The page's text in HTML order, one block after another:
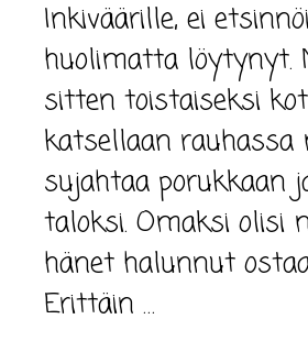
Inkiväärille, ei
huolimatta löytynyt.
sitten toistaiseksi
katsellaan rauhassa
sujahtaa porukkaan
taloksi. Omaksi olisi
hänet halunnut
Erittäin …